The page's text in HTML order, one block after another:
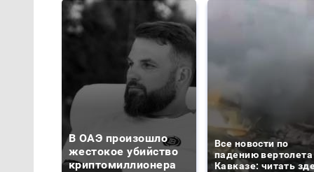
В ОАЭ произошло
жестокое убийство
криптомиллионера
Все новости по
падению
Кавказе: читать